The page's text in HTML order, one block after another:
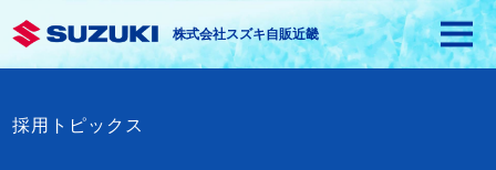
株式会社スズキ自販近畿
採用トピックス